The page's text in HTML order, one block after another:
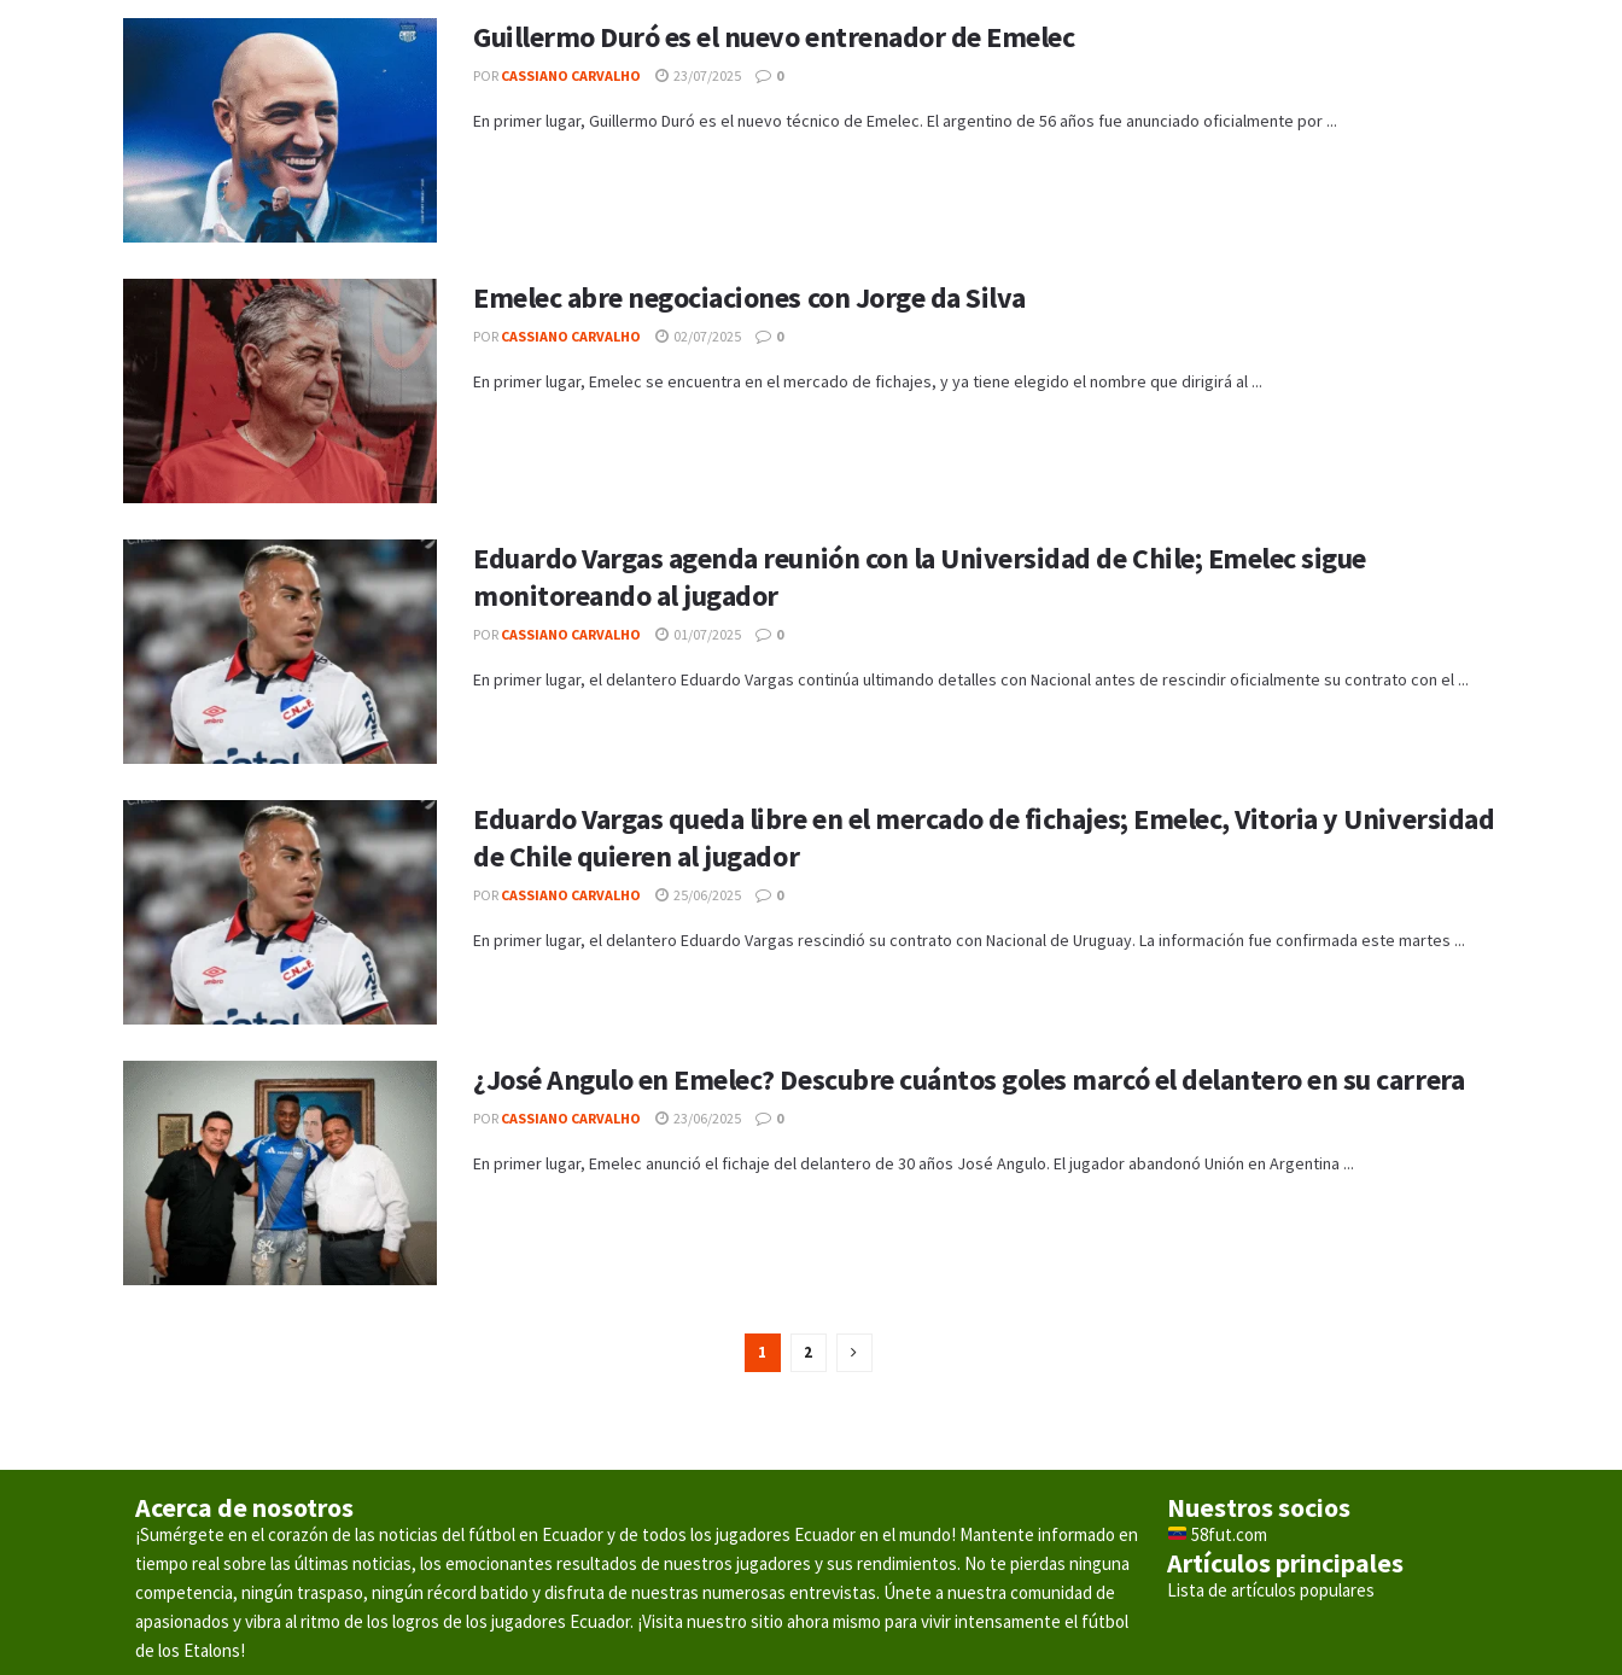
Guillermo Duró es el nuevo entrenador de Emelec
POR CASSIANO CARVALHO 23/07/2025 0
En primer lugar, Guillermo Duró es el nuevo técnico de Emelec. El argentino de 56 años fue anunciado oficialmente por ...
Emelec abre negociaciones con Jorge da Silva
POR CASSIANO CARVALHO 02/07/2025 0
En primer lugar, Emelec se encuentra en el mercado de fichajes, y ya tiene elegido el nombre que dirigirá al ...
Eduardo Vargas agenda reunión con la Universidad de Chile; Emelec sigue
monitoreando al jugador
POR CASSIANO CARVALHO 01/07/2025 0
En primer lugar, el delantero Eduardo Vargas continúa ultimando detalles con Nacional antes de rescindir oficialmente su contrato con el ...
Eduardo Vargas queda libre en el mercado de fichajes; Emelec, Vitoria y Universidad
de Chile quieren al jugador
POR CASSIANO CARVALHO 25/06/2025 0
En primer lugar, el delantero Eduardo Vargas rescindió su contrato con Nacional de Uruguay. La información fue confirmada este martes ...
¿José Angulo en Emelec? Descubre cuántos goles marcó el delantero en su carrera
POR CASSIANO CARVALHO 23/06/2025 0
En primer lugar, Emelec anunció el fichaje del delantero de 30 años José Angulo. El jugador abandonó Unión en Argentina ...
1 2
Acerca de nosotros
¡Sumérgete en el corazón de las noticias del fútbol en Ecuador y de todos los jugadores Ecuador en el mundo! Mantente informado en
tiempo real sobre las últimas noticias, los emocionantes resultados de nuestros jugadores y sus rendimientos. No te pierdas ninguna
competencia, ningún traspaso, ningún récord batido y disfruta de nuestras numerosas entrevistas. Únete a nuestra comunidad de
apasionados y vibra al ritmo de los logros de los jugadores Ecuador. ¡Visita nuestro sitio ahora mismo para vivir intensamente el fútbol
de los Etalons!
Nuestros socios
58fut.com
Artículos principales
Lista de artículos populares